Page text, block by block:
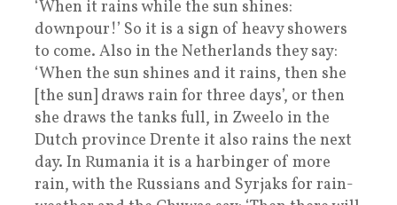
‘When it rains while the sun shines:
downpour!’ So it is a sign of heavy showers
to come. Also in the Netherlands they say:
‘When the sun shines and it rains, then she
[the sun] draws rain for three days’, or then
she draws the tanks full, in Zweelo in the
Dutch province Drente it also rains the next
day. In Rumania it is a harbinger of more
rain, with the Russians and Syrjaks for rain-